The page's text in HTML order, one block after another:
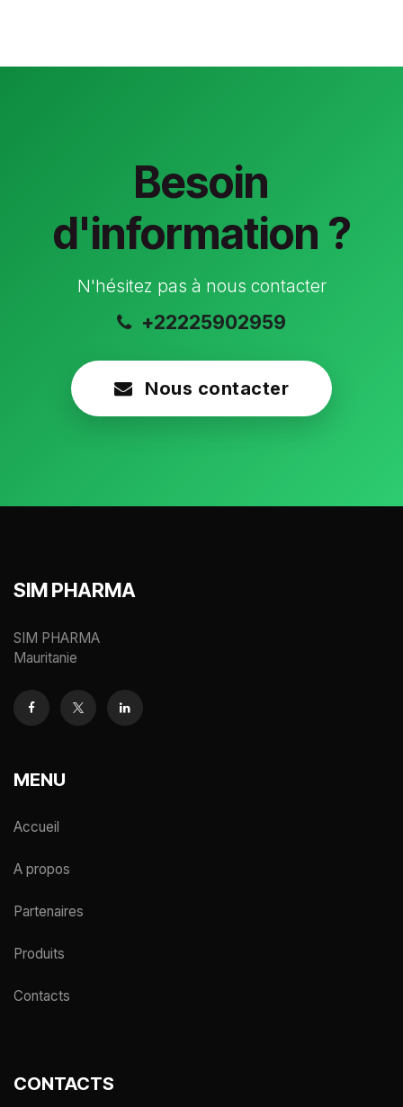
Besoin
d'information ?
N'hésitez pas à nous contacter
+22225902959
Nous contacter
SIM PHARMA
SIM PHARMA
Mauritanie
MENU
Accueil
A propos
Partenaires
Produits
Contacts
CONTACTS